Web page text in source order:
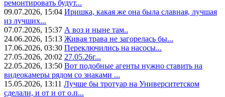
ремонтировать будут...
09.07.2026, 15:04 Иришка, какая же она была славная, лучшая
из лучших...
07.07.2026, 15:37 А воз и ныне там..
24.06.2026, 15:13 Живая трава не загорелась бы...
17.06.2026, 03:30 Переключились на насосы...
27.05.2026, 20:02 27.05.26г...
22.05.2026, 13:50 Вот подобные агенты нужно ставить на
видеокамеры рядом со знаками ...
15.05.2026, 13:11 Лучше бы тротуар на Университетском
сделали, и от и от о.п...